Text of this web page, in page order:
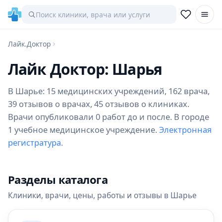
Лайк.Доктор
Лайк Доктор: Шарья
В Шарье: 15 медицинских учреждений, 162 врача,
39 отзывов о врачах, 45 отзывов о клиниках.
Врачи опубликовали 0 работ до и после. В городе
1 учебное медицинское учреждение. Электронная
регистратура.
Разделы каталога
Клиники, врачи, цены, работы и отзывы в Шарье